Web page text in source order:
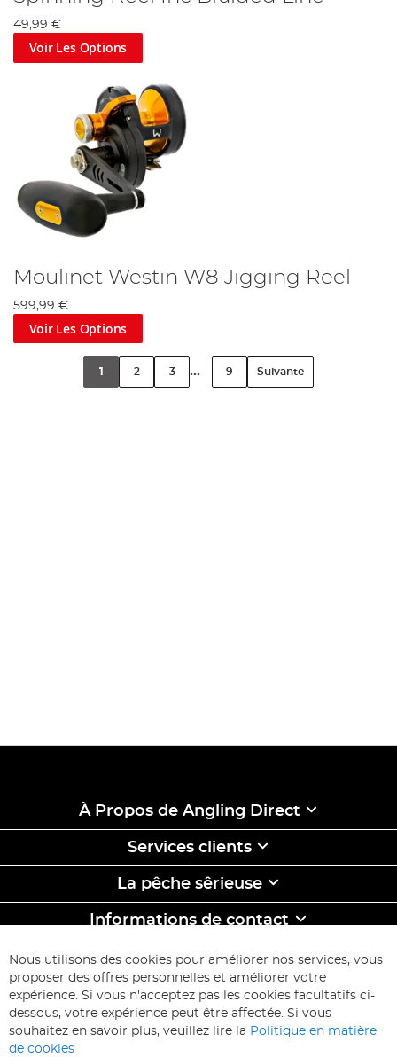
49,99 €
Voir Les Options
Moulinet Westin W8 Jigging Reel
599,99 €
Voir Les Options
1 2 3 ... 9 Suivante
À Propos de Angling Direct
Services clients
La pêche sêrieuse
Informations de contact
ABONNEZ-VOUS & ECONOMISEZ
Inscription
à
d’information
:
Inscription
Nous utilisons des cookies pour améliorer nos services, vous
proposer des offres personnelles et améliorer votre
expérience. Si vous n'acceptez pas les cookies facultatifs ci-
dessous, votre expérience peut être affectée. Si vous
souhaitez en savoir plus, veuillez lire la Politique en matière
de cookies